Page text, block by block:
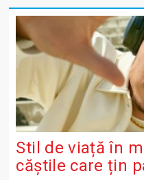
Stil de viață în
căștile care țin